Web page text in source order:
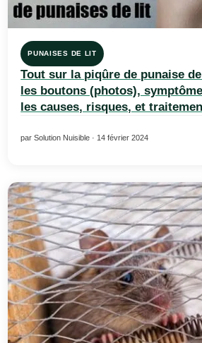
PUNAISES DE LIT
Tout sur la piqûre de punaise
les boutons (photos),
les causes, risques, et
par Solution Nuisible · 14 février 2024